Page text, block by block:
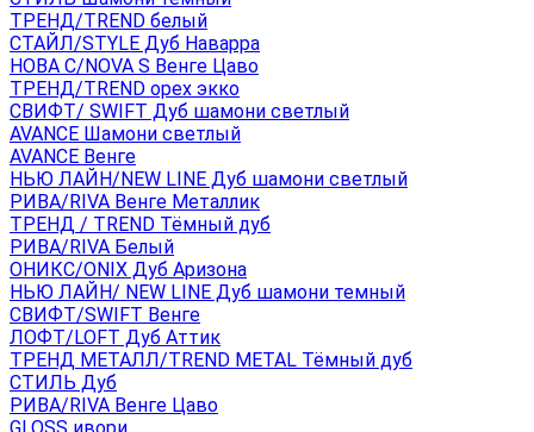
ТРЕНД/TREND белый
СТАЙЛ/STYLE Дуб Наварра
НОВА С/NOVA S Венге Цаво
ТРЕНД/TREND орех экко
СВИФТ/ SWIFT Дуб шамони светлый
AVANCE Шамони светлый
AVANCE Венге
НЬЮ ЛАЙН/NEW LINE Дуб шамони светлый
РИВА/RIVA Венге Металлик
TРЕНД / TREND Тёмный дуб
РИВА/RIVA Белый
ОНИКС/ONIX Дуб Аризона
НЬЮ ЛАЙН/ NEW LINE Дуб шамони темный
СВИФТ/SWIFT Венге
ЛОФТ/LOFT Дуб Аттик
ТРЕНД МЕТАЛЛ/TREND METAL Тёмный дуб
СТИЛЬ Дуб
РИВА/RIVA Венге Цаво